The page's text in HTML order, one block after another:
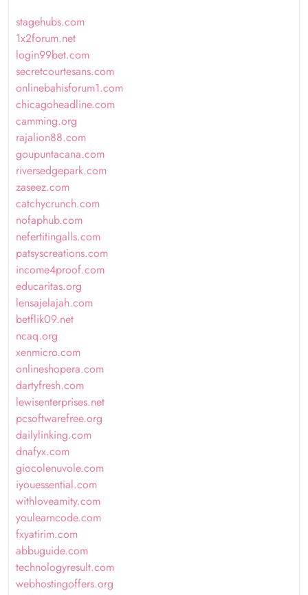
stagehubs.com
1x2forum.net
login99bet.com
secretcourtesans.com
onlinebahisforum1.com
chicagoheadline.com
camming.org
rajalion88.com
goupuntacana.com
riversedgepark.com
zaseez.com
catchycrunch.com
nofaphub.com
nefertitingalls.com
patsyscreations.com
income4proof.com
educaritas.org
lensajelajah.com
betflik09.net
ncaq.org
xenmicro.com
onlineshopera.com
dartyfresh.com
lewisenterprises.net
pcsoftwarefree.org
dailylinking.com
dnafyx.com
giocolenuvole.com
iyouessential.com
withloveamity.com
youlearncode.com
fxyatirim.com
abbuguide.com
technologyresult.com
webhostingoffers.org